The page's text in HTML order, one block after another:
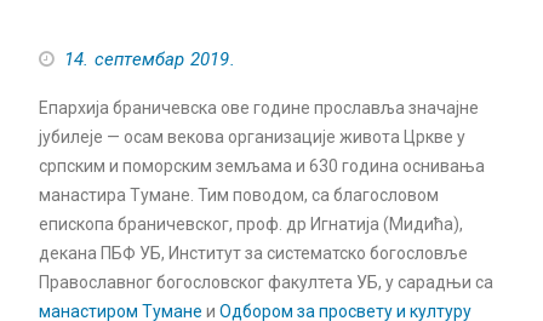
14. септембар 2019.
Епархија браничевска ове године прославља значајне
јубилеје — осам векова организације живота Цркве у
српским и поморским земљама и 630 година оснивања
манастира Тумане. Тим поводом, са благословом
епископа браничевског, проф. др Игнатија (Мидића),
декана ПБФ УБ, Институт за систематско богословље
Православног богословског факултета УБ, у сарадњи са
манастиром Тумане и Одбором за просвету и културу